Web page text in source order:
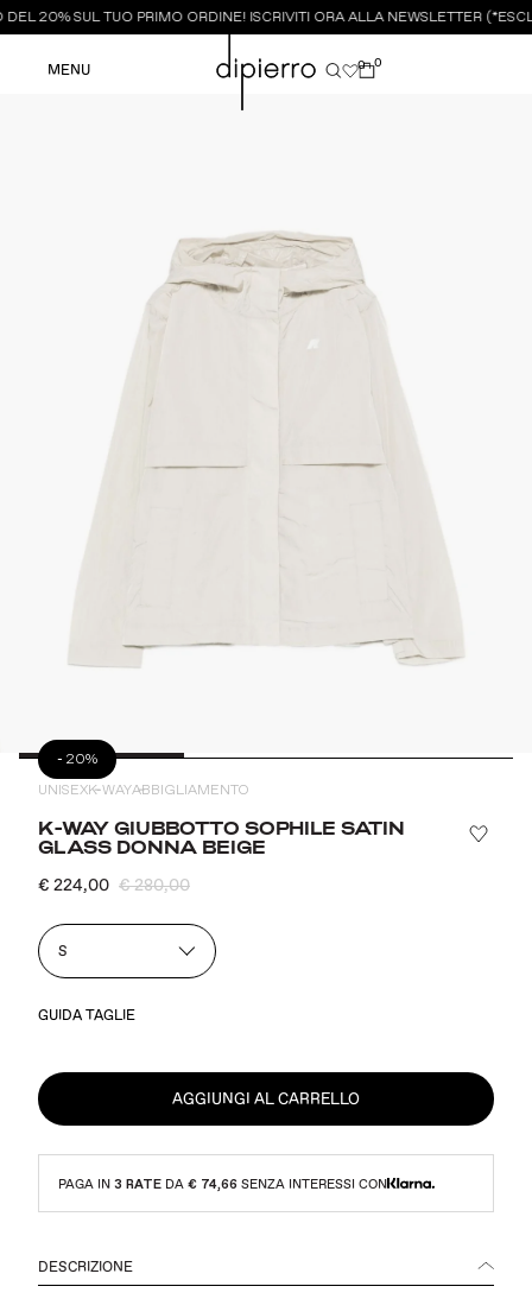
DEL 20% SUL TUO PRIMO ORDINE! ISCRIVITI ORA ALLA NEWSLETTER
MENU 0 0
UNISEXK-WAYABBIGLIAMENTO
- 20%
K-WAY GIUBBOTTO SOPHILE SATIN
GLASS DONNA BEIGE
€ 224,00 € 280,00
S
GUIDA TAGLIE
AGGIUNGI AL CARRELLO
PAGA IN 3 RATE DA € 74,66 SENZA INTERESSI CON
DESCRIZIONE